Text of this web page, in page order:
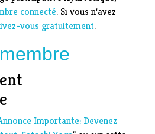
connecté. Si vous n'avez
vous gratuitement.
Importante: Devenez